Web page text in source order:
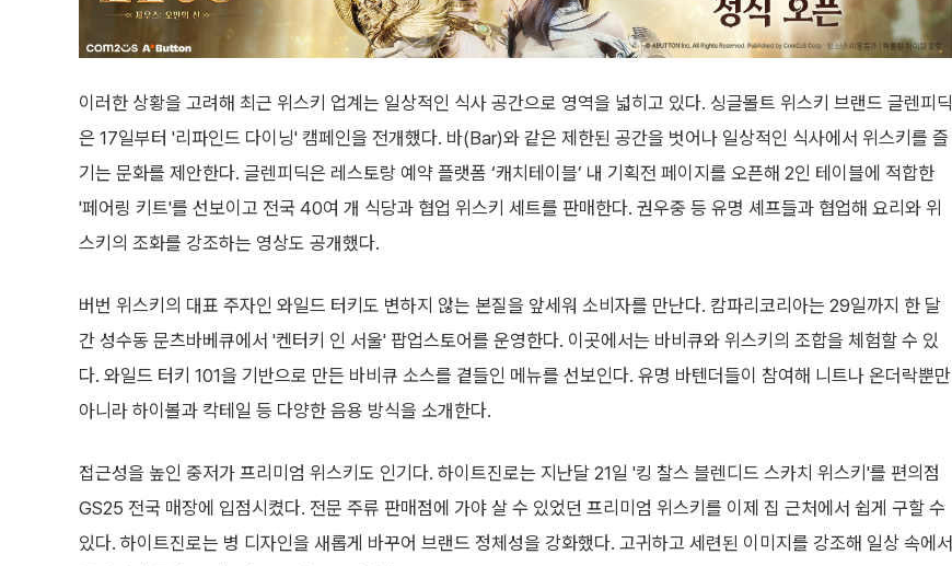
이러한 상황을 고려해 최근 위스키 업계는 일상적인 식사 공간으로 영역을 넓히고 있다. 싱글몰트 위스키 브랜드 글렌피딕
은 17일부터 '리파인드 다이닝' 캠페인을 전개했다. 바(Bar)와 같은 제한된 공간을 벗어나 일상적인 식사에서 위스키를 즐
기는 문화를 제안한다. 글렌피딕은 레스토랑 예약 플랫폼 ‘캐치테이블’ 내 기획전 페이지를 오픈해 2인 테이블에 적합한
'페어링 키트'를 선보이고 전국 40여 개 식당과 협업 위스키 세트를 판매한다. 권우중 등 유명 셰프들과 협업해 요리와 위
스키의 조화를 강조하는 영상도 공개했다.
버번 위스키의 대표 주자인 와일드 터키도 변하지 않는 본질을 앞세워 소비자를 만난다. 캄파리코리아는 29일까지 한 달
간 성수동 문츠바베큐에서 '켄터키 인 서울' 팝업스토어를 운영한다. 이곳에서는 바비큐와 위스키의 조합을 체험할 수 있
다. 와일드 터키 101을 기반으로 만든 바비큐 소스를 곁들인 메뉴를 선보인다. 유명 바텐더들이 참여해 니트나 온더락뿐만
아니라 하이볼과 칵테일 등 다양한 음용 방식을 소개한다.
접근성을 높인 중저가 프리미엄 위스키도 인기다. 하이트진로는 지난달 21일 '킹 찰스 블렌디드 스카치 위스키'를 편의점
GS25 전국 매장에 입점시켰다. 전문 주류 판매점에 가야 살 수 있었던 프리미엄 위스키를 이제 집 근처에서 쉽게 구할 수
있다. 하이트진로는 병 디자인을 새롭게 바꾸어 브랜드 정체성을 강화했다. 고귀하고 세련된 이미지를 강조해 일상 속에서